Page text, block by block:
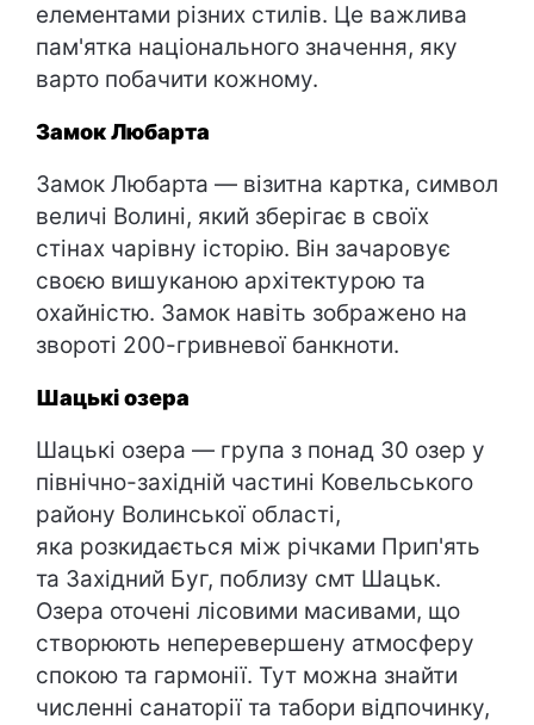
елементами різних стилів. Це важлива
пам'ятка національного значення, яку
варто побачити кожному.
Замок Любарта
Замок Любарта — візитна картка, символ
величі Волині, який зберігає в своїх
стінах чарівну історію. Він зачаровує
своєю вишуканою архітектурою та
охайністю. Замок навіть зображено на
звороті 200-гривневої банкноти.
Шацькі озера
Шацькі озера — група з понад 30 озер у
північно-західній частині Ковельського
району Волинської області,
яка розкидається між річками Прип'ять
та Західний Буг, поблизу смт Шацьк.
Озера оточені лісовими масивами, що
створюють неперевершену атмосферу
спокою та гармонії. Тут можна знайти
численні санаторії та табори відпочинку,